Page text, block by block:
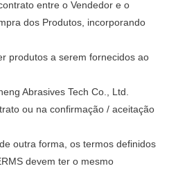
entre o Vendedor e o
dos Produtos, incorporando
produtos a serem fornecidos ao
Abrasives Tech Co., Ltd.
ou na confirmação / aceitação
outra forma, os termos definidos
devem ter o mesmo